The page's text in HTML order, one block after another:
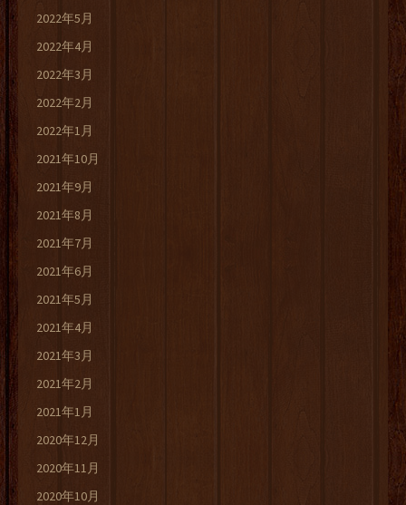
2022年5月
2022年4月
2022年3月
2022年2月
2022年1月
2021年10月
2021年9月
2021年8月
2021年7月
2021年6月
2021年5月
2021年4月
2021年3月
2021年2月
2021年1月
2020年12月
2020年11月
2020年10月